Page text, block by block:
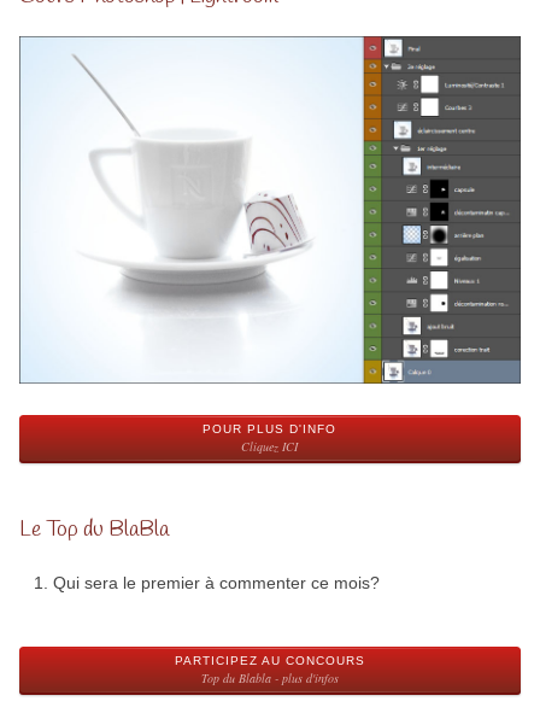
POUR PLUS D'INFO
Cliquez ICI
Le Top du BlaBla
Qui sera le premier à commenter ce mois?
PARTICIPEZ AU CONCOURS
Top du Blabla - plus d'infos